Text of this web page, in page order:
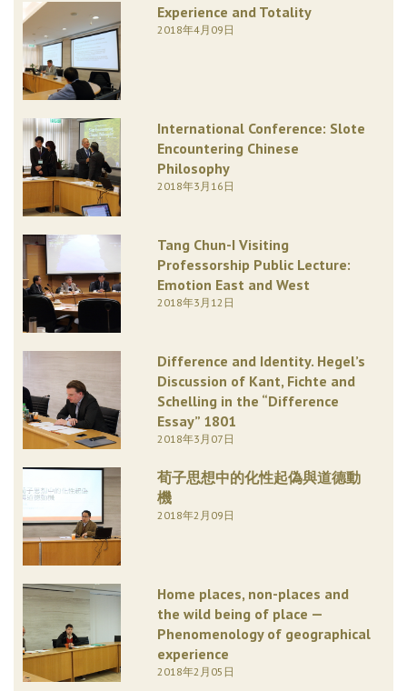
Experience and Totality
2018年4月09日
International Conference: Slote
Encountering Chinese
Philosophy
2018年3月16日
Tang Chun-I Visiting
Professorship Public Lecture:
Emotion East and West
2018年3月12日
Difference and Identity. Hegel’s
Discussion of Kant, Fichte and
Schelling in the “Difference
Essay” 1801
2018年3月07日
荀子思想中的化性起偽與道德動
機
2018年2月09日
Home places, non-places and
the wild being of place —
Phenomenology of geographical
experience
2018年2月05日